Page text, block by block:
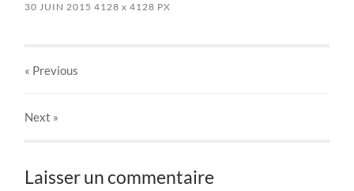
30 JUIN 2015 4128x 4128 PX
« Previous
Next »
Laisser un commentaire